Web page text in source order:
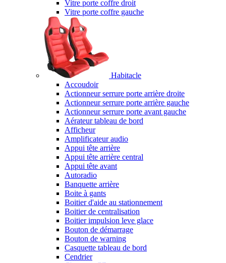
Vitre porte coffre droit
Vitre porte coffre gauche
Habitacle
Accoudoir
Actionneur serrure porte arrière droite
Actionneur serrure porte arrière gauche
Actionneur serrure porte avant gauche
Aérateur tableau de bord
Afficheur
Amplificateur audio
Appui tête arrière
Appui tête arrière central
Appui tête avant
Autoradio
Banquette arrière
Boite à gants
Boitier d'aide au stationnement
Boitier de centralisation
Boitier impulsion leve glace
Bouton de démarrage
Bouton de warning
Casquette tableau de bord
Cendrier